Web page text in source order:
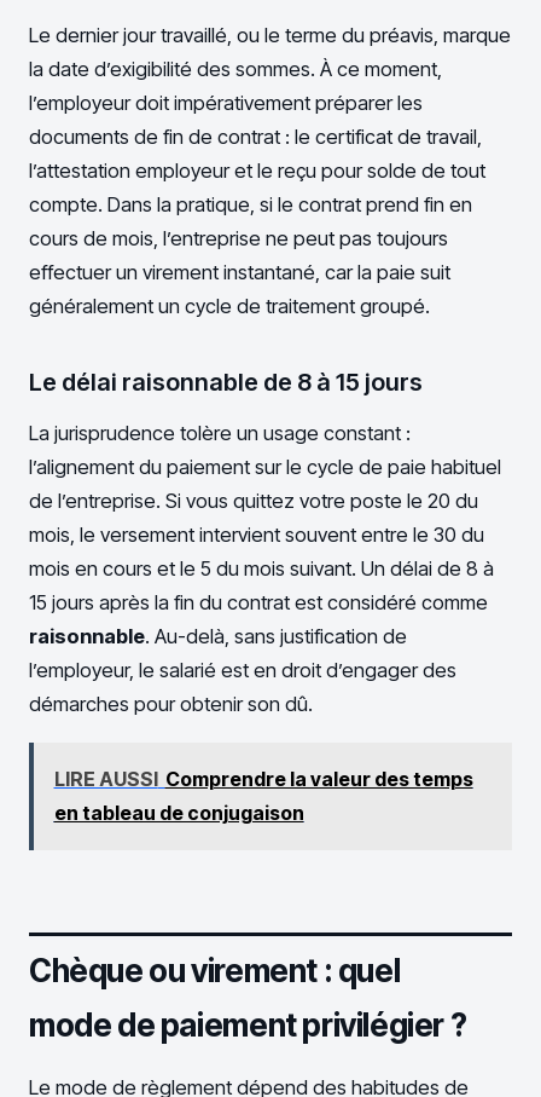
Le dernier jour travaillé, ou le terme du préavis, marque
la date d’exigibilité des sommes. À ce moment,
l’employeur doit impérativement préparer les
documents de fin de contrat : le certificat de travail,
l’attestation employeur et le reçu pour solde de tout
compte. Dans la pratique, si le contrat prend fin en
cours de mois, l’entreprise ne peut pas toujours
effectuer un virement instantané, car la paie suit
généralement un cycle de traitement groupé.
Le délai raisonnable de 8 à 15 jours
La jurisprudence tolère un usage constant :
l’alignement du paiement sur le cycle de paie habituel
de l’entreprise. Si vous quittez votre poste le 20 du
mois, le versement intervient souvent entre le 30 du
mois en cours et le 5 du mois suivant. Un délai de 8 à
15 jours après la fin du contrat est considéré comme
raisonnable. Au-delà, sans justification de
l’employeur, le salarié est en droit d’engager des
démarches pour obtenir son dû.
LIRE AUSSI Comprendre la valeur des temps
en tableau de conjugaison
Chèque ou virement : quel
mode de paiement privilégier ?
Le mode de règlement dépend des habitudes de